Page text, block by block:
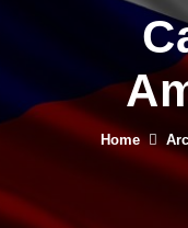
Home